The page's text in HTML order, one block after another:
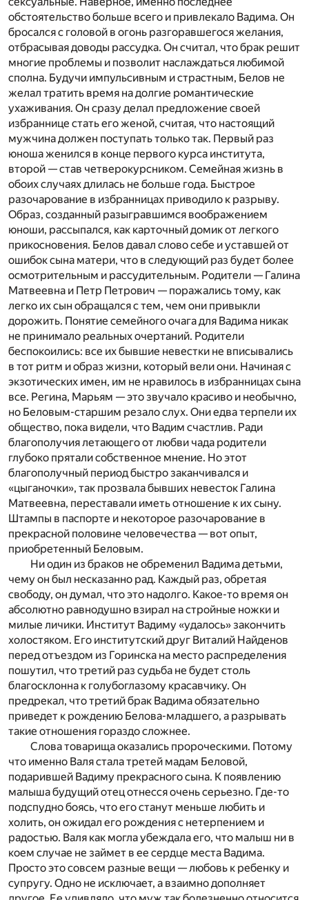
обстоятельство больше всего и привлекало Вадима. Он
бросался с головой в огонь разгоравшегося желания,
отбрасывая доводы рассудка. Он считал, что брак решит
многие проблемы и позволит наслаждаться любимой
сполна. Будучи импульсивным и страстным, Белов не
желал тратить время на долгие романтические
ухаживания. Он сразу делал предложение своей
избраннице стать его женой, считая, что настоящий
мужчина должен поступать только так. Первый раз
юноша женился в конце первого курса института,
второй — став четверокурсником. Семейная жизнь в
обоих случаях длилась не больше года. Быстрое
разочарование в избранницах приводило к разрыву.
Образ, созданный разыгравшимся воображением
юноши, рассыпался, как карточный домик от легкого
прикосновения. Белов давал слово себе и уставшей от
ошибок сына матери, что в следующий раз будет более
осмотрительным и рассудительным. Родители — Галина
Матвеевна и Петр Петрович — поражались тому, как
легко их сын обращался с тем, чем они привыкли
дорожить. Понятие семейного очага для Вадима никак
не принимало реальных очертаний. Родители
беспокоились: все их бывшие невестки не вписывались
в тот ритм и образ жизни, который вели они. Начиная с
экзотических имен, им не нравилось в избранницах сына
все. Регина, Марьям — это звучало красиво и необычно,
но Беловым-старшим резало слух. Они едва терпели их
общество, пока видели, что Вадим счастлив. Ради
благополучия летающего от любви чада родители
глубоко прятали собственное мнение. Но этот
благополучный период быстро заканчивался и
«цыганочки», так прозвала бывших невесток Галина
Матвеевна, переставали иметь отношение к их сыну.
Штампы в паспорте и некоторое разочарование в
прекрасной половине человечества — вот опыт,
приобретенный Беловым.
Ни один из браков не обременил Вадима детьми,
чему он был несказанно рад. Каждый раз, обретая
свободу, он думал, что это надолго. Какое-то время он
абсолютно равнодушно взирал на стройные ножки и
милые личики. Институт Вадиму «удалось» закончить
холостяком. Его институтский друг Виталий Найденов
перед отъездом из Горинска на место распределения
пошутил, что третий раз судьба не будет столь
благосклонна к голубоглазому красавчику. Он
предрекал, что третий брак Вадима обязательно
приведет к рождению Белова-младшего, а разрывать
такие отношения гораздо сложнее.
Слова товарища оказались пророческими. Потому
что именно Валя стала третей мадам Беловой,
подарившей Вадиму прекрасного сына. К появлению
малыша будущий отец отнесся очень серьезно. Где-то
подспудно боясь, что его станут меньше любить и
холить, он ожидал его рождения с нетерпением и
радостью. Валя как могла убеждала его, что малыш ни в
коем случае не займет в ее сердце места Вадима.
Просто это совсем разные вещи — любовь к ребенку и
супругу. Одно не исключает, а взаимно дополняет